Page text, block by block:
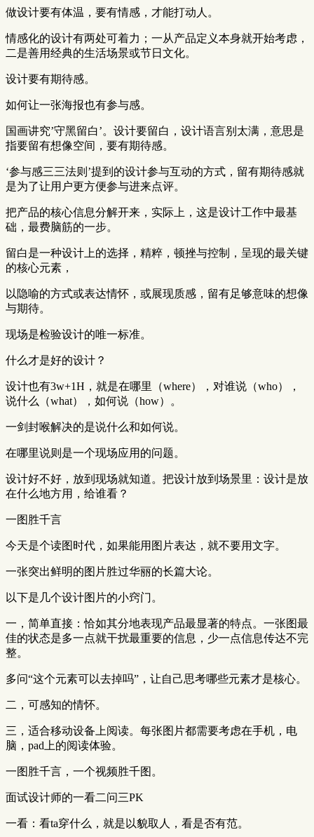
做设计要有体温，要有情感，才能打动人。
情感化的设计有两处可着力；一从产品定义本身就开始考虑，
二是善用经典的生活场景或节日文化。
设计要有期待感。
如何让一张海报也有参与感。
国画讲究’守黑留白’。设计要留白，设计语言别太满，意思是
指要留有想像空间，要有期待感。
‘参与感三三法则’提到的设计参与互动的方式，留有期待感就
是为了让用户更方便参与进来点评。
把产品的核心信息分解开来，实际上，这是设计工作中最基
础，最费脑筋的一步。
留白是一种设计上的选择，精粹，顿挫与控制，呈现的最关键
的核心元素，
以隐喻的方式或表达情怀，或展现质感，留有足够意味的想像
与期待。
现场是检验设计的唯一标准。
什么才是好的设计？
设计也有3w+1H，就是在哪里（where），对谁说（who），
说什么（what），如何说（how）。
一剑封喉解决的是说什么和如何说。
在哪里说则是一个现场应用的问题。
设计好不好，放到现场就知道。把设计放到场景里：设计是放
在什么地方用，给谁看？
一图胜千言
今天是个读图时代，如果能用图片表达，就不要用文字。
一张突出鲜明的图片胜过华丽的长篇大论。
以下是几个设计图片的小窍门。
一，简单直接：恰如其分地表现产品最显著的特点。一张图最
佳的状态是多一点就干扰最重要的信息，少一点信息传达不完
整。
多问“这个元素可以去掉吗”，让自己思考哪些元素才是核心。
二，可感知的情怀。
三，适合移动设备上阅读。每张图片都需要考虑在手机，电
脑，pad上的阅读体验。
一图胜千言，一个视频胜千图。
面试设计师的一看二问三PK
一看：看ta穿什么，就是以貌取人，看是否有范。